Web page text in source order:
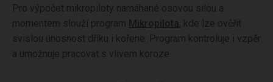
Pro výpočet mikropiloty namáhané osovou silou a
momentem slouží program Mikropilota, kde lze ověřit
svislou únosnost dříku i kořene. Program kontroluje i vzpěr
a umožnuje pracovat s vlivem koroze.